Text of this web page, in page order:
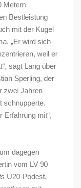
Metern
Bestleistung
mit der Kugel
„Er wird sich
weil er
sagt Lang über
Sperling, der
zwei Jahren
schnupperte.
Erfahrung mit“,
dagegen
vom LV 90
U20-Podest,